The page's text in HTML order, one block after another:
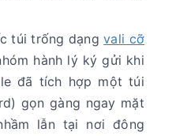
túi trống dạngvali cỡ
hành lý ký gửi khi
đã tích hợp một túi
gọn gàng ngay mặt
lẫn tại nơi đông